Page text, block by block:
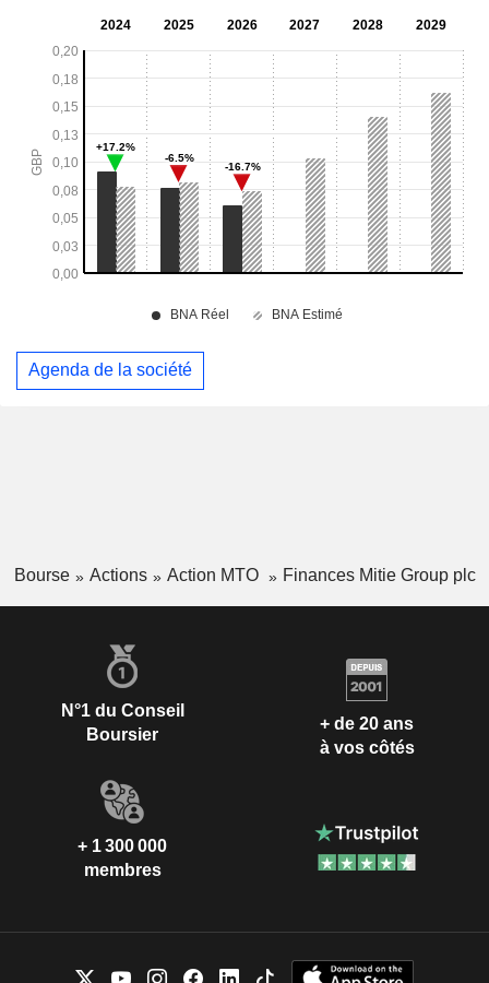
Agenda de la société
Bourse Actions Action MTO Finances Mitie Group plc
N°1 du Conseil
Boursier
+ de 20 ans
à vos côtés
+ 1 300 000
membres